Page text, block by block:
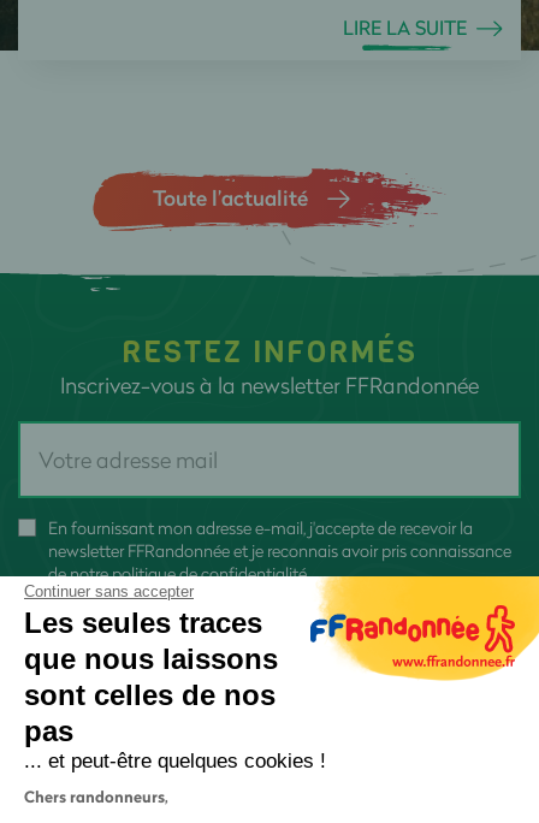
LIRE LA SUITE
Toute l’actualité
RESTEZ INFORMÉS
Inscrivez-vous à la newsletter FFRandonnée
En fournissant mon adresse e-mail, j'accepte de recevoir la
newsletter FFRandonnée et je reconnais avoir pris connaissance
denotre politique de confidentialité
Continuer sans accepter
Les seules traces
que nous laissons
sont celles de nos
pas
... et peut-être quelques cookies !
Chers randonneurs,